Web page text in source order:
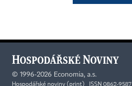
© 1996-2026 Economia, a.s.
Hospodářské noviny (print) ISSN 0862-9587